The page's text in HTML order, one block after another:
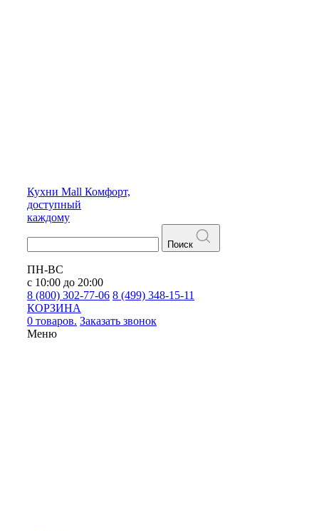
Кухни Mall Комфорт,
доступный
каждому
Поиск
ПН-ВС
с 10:00 до 20:00
8 (800) 302-77-06 8 (499) 348-15-11
КОРЗИНА
0 товаров. Заказать звонок
Меню